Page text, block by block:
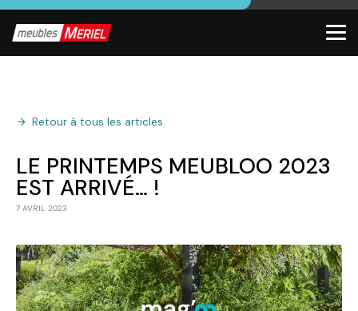
Retour à tous les articles
LE PRINTEMPS MEUBLOO 2023
EST ARRIVÉ… !
7 AVRIL 2023